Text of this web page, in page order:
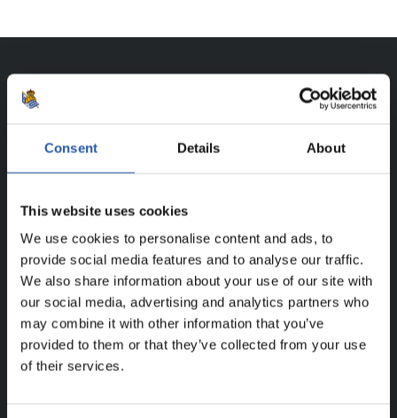
Consent Details About
This website uses cookies
We use cookies to personalise content and ads, to
provide social media features and to analyse our traffic.
We also share information about your use of our site with
our social media, advertising and analytics partners who
may combine it with other information that you’ve
provided to them or that they’ve collected from your use
of their services.
¡SOLO PARA USUARIOS
REGISTRADOS!
Este contenido es solo para los usuarios registrados en
nuestra web.
Regístrate haciendo clic en elLogin y disfruta de
contenido exclusivo para ti.